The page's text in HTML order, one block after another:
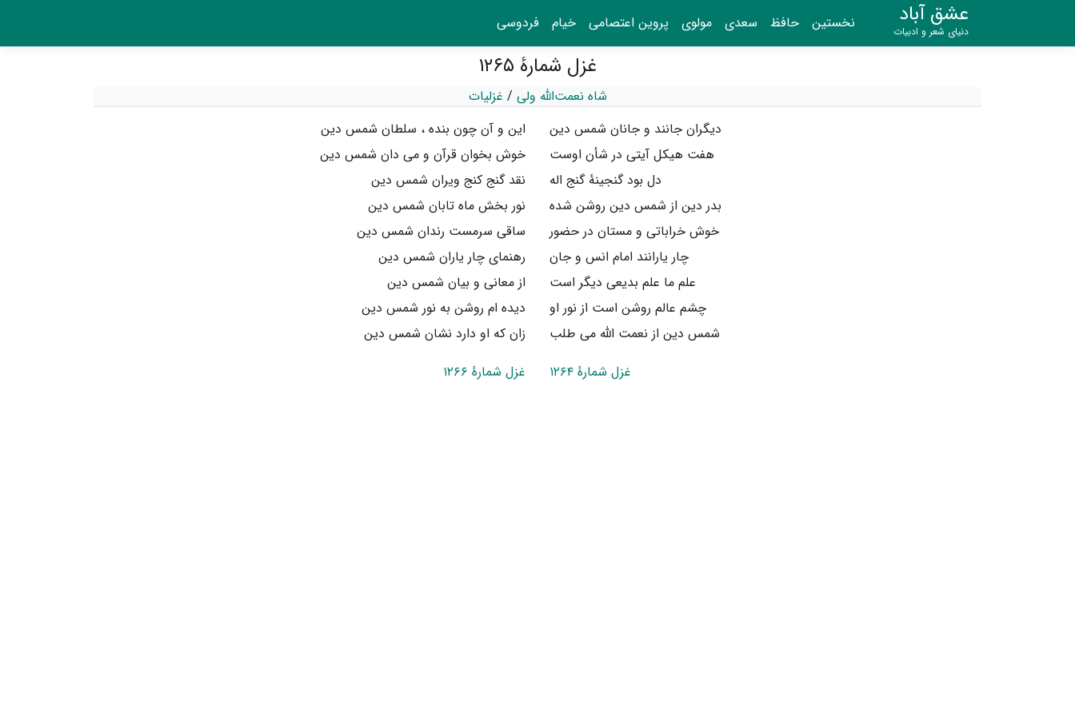
عشق آباد
دنیای شعر و ادبیات نخستین حافظ سعدی مولوی پروین اعتصامی خیام فردوسی
غزل شمارهٔ ۱۲۶۵
شاه نعمت‌الله ولی / غزلیات
دیگران جانند و جانان شمس دین
این و آن چون بنده ، سلطان شمس دین
هفت هیکل آیتی در شأن اوست
خوش بخوان قرآن و می دان شمس دین
دل بود گنجینهٔ گنج اله
نقد گنج کنج ویران شمس دین
بدر دین از شمس دین روشن شده
نور بخش ماه تابان شمس دین
خوش خراباتی و مستان در حضور
ساقی سرمست رندان شمس دین
چار یارانند امام انس و جان
رهنمای چار یاران شمس دین
علم ما علم بدیعی دیگر است
از معانی و بیان شمس دین
چشم عالم روشن است از نور او
دیده ام روشن به نور شمس دین
شمس دین از نعمت الله می طلب
زان که او دارد نشان شمس دین
غزل شمارهٔ ۱۲۶۴
غزل شمارهٔ ۱۲۶۶